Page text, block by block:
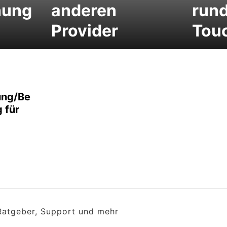
anderen
Provider
Be
für
Support und mehr